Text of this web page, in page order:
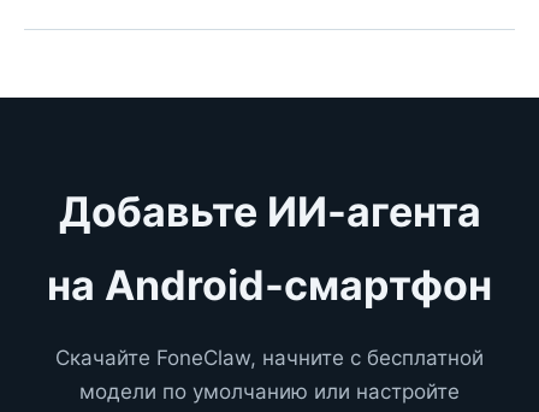
Добавьте ИИ-агента
на Android-смартфон
Скачайте FoneClaw, начните с бесплатной
модели по умолчанию или настройте